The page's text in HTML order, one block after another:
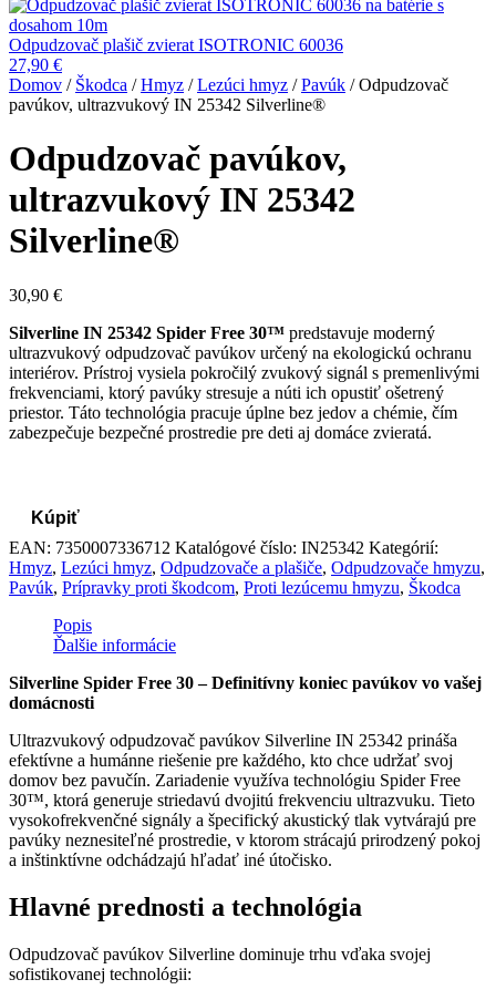
Odpudzovač plašič zvierat ISOTRONIC 60036
27,90 €
Domov / Škodca /Hmyz /Lezúci hmyz /Pavúk / Odpudzovač
pavúkov, ultrazvukový IN 25342 Silverline®
Odpudzovač pavúkov,
ultrazvukový IN 25342
Silverline®
30,90 €
Silverline IN 25342 Spider Free 30™ predstavuje moderný
ultrazvukový odpudzovač pavúkov určený na ekologickú ochranu
interiérov. Prístroj vysiela pokročilý zvukový signál s premenlivými
frekvenciami, ktorý pavúky stresuje a núti ich opustiť ošetrený
priestor. Táto technológia pracuje úplne bez jedov a chémie, čím
zabezpečuje bezpečné prostredie pre deti aj domáce zvieratá.
Kúpiť
EAN: 7350007336712 Katalógové číslo: IN25342 Kategórií:
Hmyz, Lezúci hmyz, Odpudzovače a plašiče, Odpudzovače hmyzu,
Pavúk, Prípravky proti škodcom, Proti lezúcemu hmyzu, Škodca
Popis
Ďalšie informácie
Silverline Spider Free 30 – Definitívny koniec pavúkov vo vašej
domácnosti
Ultrazvukový odpudzovač pavúkov Silverline IN 25342 prináša
efektívne a humánne riešenie pre každého, kto chce udržať svoj
domov bez pavučín. Zariadenie využíva technológiu Spider Free
30™, ktorá generuje striedavú dvojitú frekvenciu ultrazvuku. Tieto
vysokofrekvenčné signály a špecifický akustický tlak vytvárajú pre
pavúky neznesiteľné prostredie, v ktorom strácajú prirodzený pokoj
a inštinktívne odchádzajú hľadať iné útočisko.
Hlavné prednosti a technológia
Odpudzovač pavúkov Silverline dominuje trhu vďaka svojej
sofistikovanej technológii: